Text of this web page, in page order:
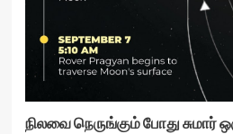
நிலவை நெருங்கும் போது சுமார்